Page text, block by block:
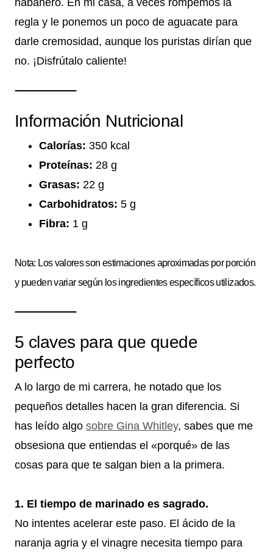
regla y le ponemos un poco de aguacate para
darle cremosidad, aunque los puristas dirían que
no. ¡Disfrútalo caliente!
Información Nutricional
Calorías: 350 kcal
Proteínas: 28 g
Grasas: 22 g
Carbohidratos: 5 g
Fibra: 1 g
Nota: Los valores son estimaciones aproximadas por porción
y pueden variar según los ingredientes específicos utilizados.
5 claves para que quede
perfecto
A lo largo de mi carrera, he notado que los
pequeños detalles hacen la gran diferencia. Si
has leído algo sobre Gina Whitley, sabes que me
obsesiona que entiendas el «porqué» de las
cosas para que te salgan bien a la primera.
1. El tiempo de marinado es sagrado.
No intentes acelerar este paso. El ácido de la
naranja agria y el vinagre necesita tiempo para